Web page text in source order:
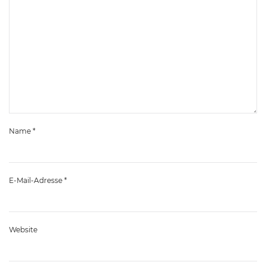
Name *
E-Mail-Adresse *
Website